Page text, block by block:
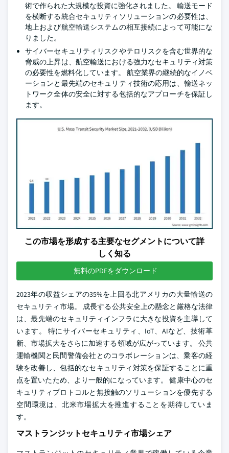
術で作られた大規模な投資に強化されました。 輸送モード
を横断する統合セキュリティソリューションの必要性は、
地上および航空輸送システムの相互接続によって可能にな
りました。
サイバーセキュリティリスクやテロリスクを含む世界的な
脅威の上昇は、航空輸送における強力なセキュリティ対策
の必要性を燃料化しています。 航空業界の継続的なイノベ
ーションと最先端のセキュリティ技術の応用は、輸送ネッ
トワーク全体の安全に対する包括的なアプローチを保証し
ます。
この市場を形成する主要なセグメントについて詳
しく知る
無料のPDFをダウンロード
2023年の収益シェアの35%を上回る北アメリカの大量輸送の
セキュリティ市場。 成長する公共安全上の懸念と厳格な法律
は、最先端のセキュリティインフラに大きな投資を主導して
います。 特にサイバーセキュリティ、IoT、AIなど、技術革
新、市場拡大をさらに加速する領域が広がっています。 公共
運輸機関と民間警備会社とのコラボレーションは、乗客の経
験を改善し、包括的なセキュリティ対策を保証することに重
点を置いたため、より一般的になっています。 健康中心のセ
キュリティプロトコルと無接触のソリューションを優先する
空間環境は、北米市場拡大を推進することを期待していま
す。
マストランジットセキュリティ市場シェア